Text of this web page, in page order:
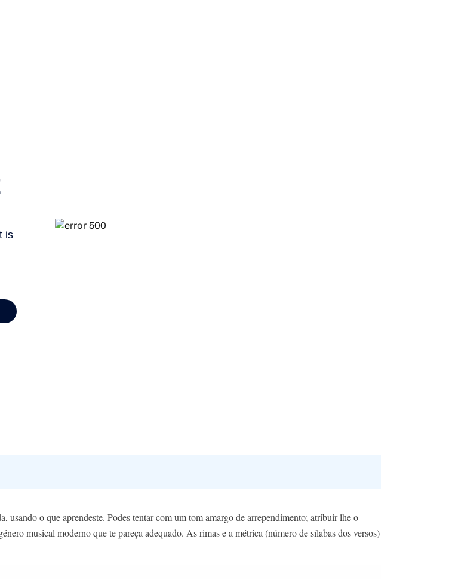
o que aprendeste. Podes tentar com um tom amargo de arrependimento; atribuir-lhe o
musical moderno que te pareça adequado. As rimas e a métrica (número de sílabas dos versos)